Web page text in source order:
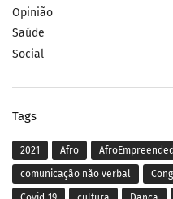
Opinião
Saúde
Social
Tags
2021 Afro
comunicação não verbal